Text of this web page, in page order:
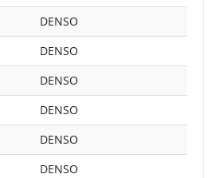
DENSO
DENSO
DENSO
DENSO
DENSO
DENSO